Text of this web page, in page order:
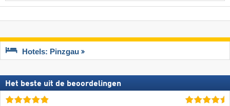
Hotels: Pinzgau
Het beste uit de beoordelingen